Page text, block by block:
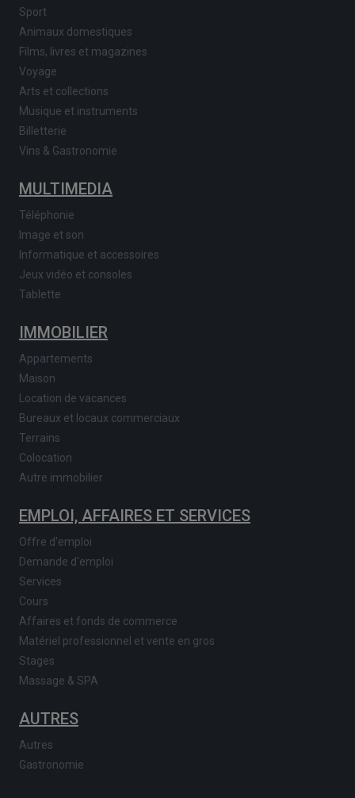
Sport
Animaux domestiques
Films, livres et magazines
Voyage
Arts et collections
Musique et instruments
Billetterie
Vins & Gastronomie
MULTIMEDIA
Téléphonie
Image et son
Informatique et accessoires
Jeux vidéo et consoles
Tablette
IMMOBILIER
Appartements
Maison
Location de vacances
Bureaux et locaux commerciaux
Terrains
Colocation
Autre immobilier
EMPLOI, AFFAIRES ET SERVICES
Offre d'emploi
Demande d'emploi
Services
Cours
Affaires et fonds de commerce
Matériel professionnel et vente en gros
Stages
Massage & SPA
AUTRES
Autres
Gastronomie